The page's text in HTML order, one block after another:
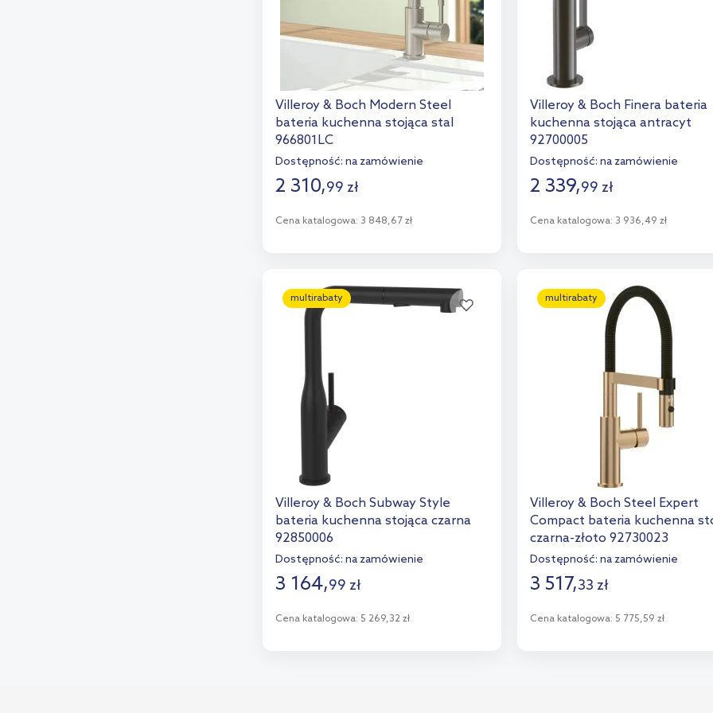
Villeroy & Boch Modern Steel
bateria kuchenna stojąca stal
966801LC
Dostępność: na zamówienie
2 310,99 zł
Cena katalogowa: 3 848,67 zł
Dodaj do porównania
Villeroy & Boch Finera bateria
kuchenna stojąca antracyt
92700005
Dostępność: na zamówienie
2 339,99 zł
Cena katalogowa: 3 936,49 zł
Dodaj do porównania
multirabaty
Villeroy & Boch Subway Style
bateria kuchenna stojąca czarna
92850006
Dostępność: na zamówienie
3 164,99 zł
Cena katalogowa: 5 269,32 zł
multirabaty
Villeroy & Boch Steel Expert
Compact bateria kuchenna
czarna-złoto 92730023
Dostępność: na zamówienie
3 517,33 zł
Cena katalogowa: 5 775,59 zł